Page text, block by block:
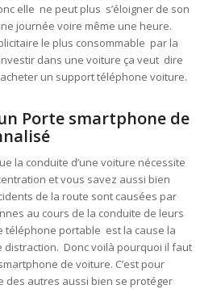
elle ne peut plus s’éloigner de son
journée voire même une heure.
le plus consommable par la
dans une voiture ça veut dire
un support téléphone voiture.
Porte smartphone de
la conduite d’une voiture nécessite
et vous savez aussi bien
de la route sont causées par
au cours de la conduite de leurs
téléphone portable est la cause la
distraction. Donc voilà pourquoi il faut
de voiture. C’est pour
des autres aussi bien se protéger